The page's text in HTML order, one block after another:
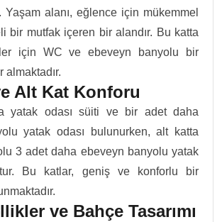
Yaşam alanı, eğlence için mükemmel
bir mutfak içeren bir alandır. Bu katta
için WC ve ebeveyn banyolu bir
almaktadır.
Alt Kat Konforu
yatak odası süiti ve bir adet daha
yatak odası bulunurken, alt katta
3 adet daha ebeveyn banyolu yatak
Bu katlar, geniş ve konforlu bir
ve Bahçe Tasarımı